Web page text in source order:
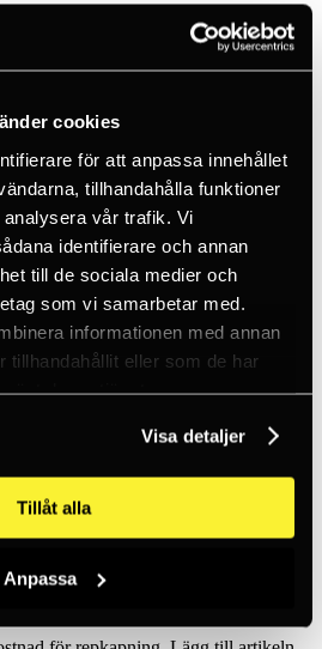
cookies
för att anpassa innehållet
tillhandahålla funktioner
vår trafik. Vi
identifierare och annan
till de sociala medier och
som vi samarbetar med.
informationen med annan
tillhandahållit eller som de har
deras tjänster.
Visa detaljer
Tillåt alla
Anpassa
Löpmeter
Red Löpmeter
till kraven som finns på att arbeta på
i mer än en enhet kommer vår kassa
dessa så kapar vi efter dina önskemål!
100 och 200 meter. Dessa finns